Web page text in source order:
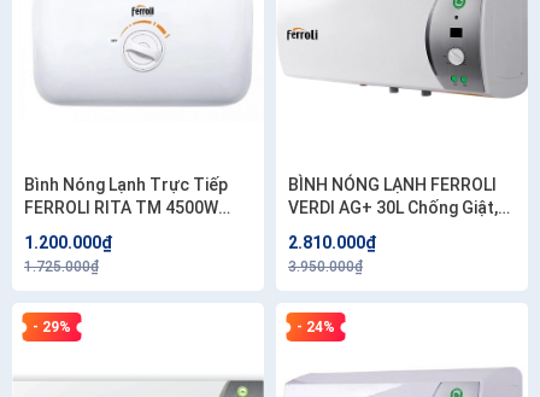
Bình Nóng Lạnh Trực Tiếp
FERROLI RITA TM 4500W
Công lắp 200.000 .
1.200.000₫
1.725.000₫
BÌNH NÓNG LẠNH FERROLI
VERDI AG+ 30L Chống Giật,
Công lắp 200.000 .
2.810.000₫
3.950.000₫
- 29% - 24%